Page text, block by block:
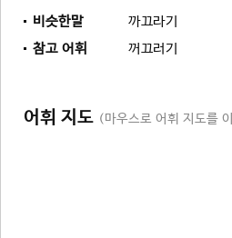
비슷한말
까끄라기
참고 어휘
꺼끄러기
어휘 지도 (마우스로 어휘 지도를